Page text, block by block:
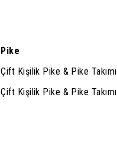
Pike
Çift Kişilik Pike & Pike Takımı
Çift Kişilik Pike & Pike Takımı